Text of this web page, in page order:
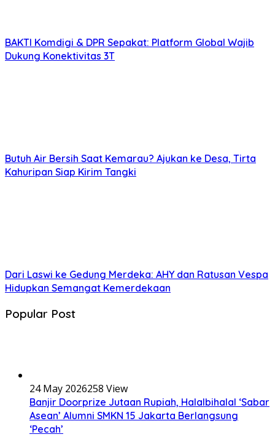
BAKTI Komdigi & DPR Sepakat: Platform Global Wajib
Dukung Konektivitas 3T
Butuh Air Bersih Saat Kemarau? Ajukan ke Desa, Tirta
Kahuripan Siap Kirim Tangki
Dari Laswi ke Gedung Merdeka: AHY dan Ratusan Vespa
Hidupkan Semangat Kemerdekaan
Popular Post
24 May 2026258 View
Banjir Doorprize Jutaan Rupiah, Halalbihalal ‘Sabar
Asean’ Alumni SMKN 15 Jakarta Berlangsung
‘Pecah’